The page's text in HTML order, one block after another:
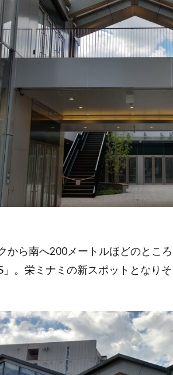
から南へ200メートルほどのとこ
」。栄ミナミの新スポットとなり